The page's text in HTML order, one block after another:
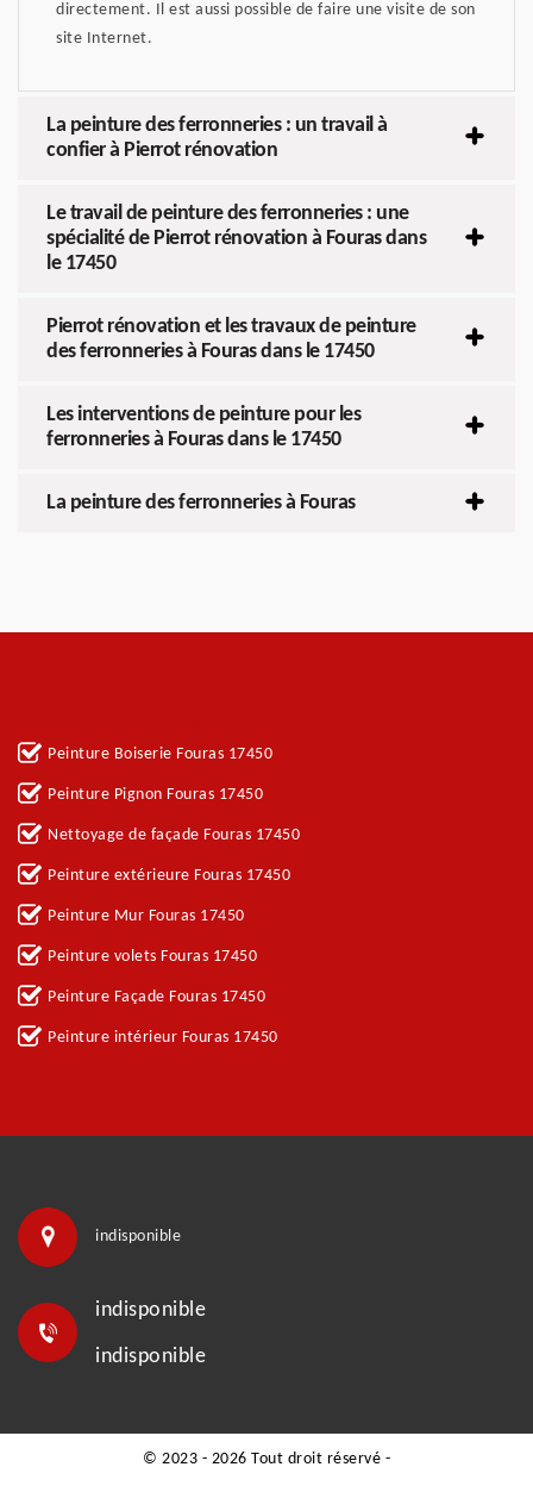
directement. Il est aussi possible de faire une visite de son
site Internet.
La peinture des ferronneries : un travail à
confier à Pierrot rénovation
Le travail de peinture des ferronneries : une
spécialité de Pierrot rénovation à Fouras dans
le 17450
Pierrot rénovation et les travaux de peinture
des ferronneries à Fouras dans le 17450
Les interventions de peinture pour les
ferronneries à Fouras dans le 17450
La peinture des ferronneries à Fouras
Peinture Boiserie Fouras 17450
Peinture Pignon Fouras 17450
Nettoyage de façade Fouras 17450
Peinture extérieure Fouras 17450
Peinture Mur Fouras 17450
Peinture volets Fouras 17450
Peinture Façade Fouras 17450
Peinture intérieur Fouras 17450
indisponible
indisponible
indisponible
© 2023 - 2026 Tout droit réservé -